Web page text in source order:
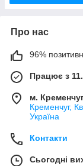
Про нас
96%
Працює з
м.
Кременчуг,
Україна
Контакти
Сьогодні